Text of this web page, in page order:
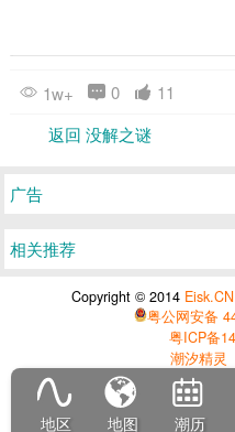
1w+ 0
11
返回 没解之谜
广告
相关推荐
Copyright © 2014 Eisk.CN
粤公网安备
粤ICP备
潮汐精灵
地区 地图 潮历